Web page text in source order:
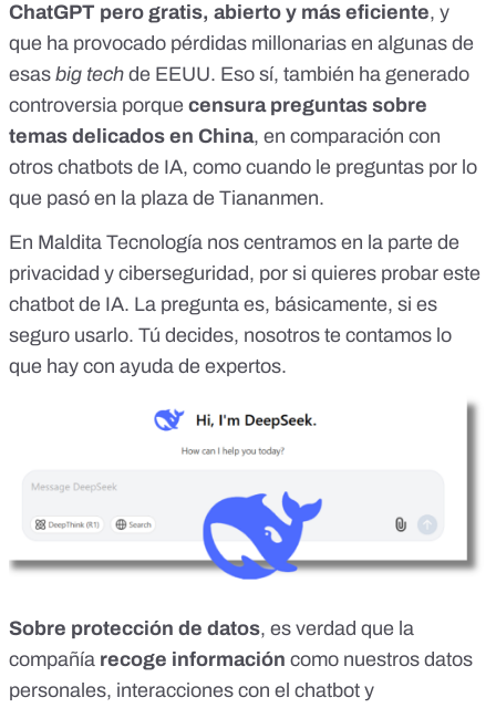
ChatGPT pero gratis, abierto y más eficiente, y
que ha provocado pérdidas millonarias en algunas de
esas big tech de EEUU. Eso sí, también ha generado
controversia porque censura preguntas sobre
temas delicados en China, en comparación con
otros chatbots de IA, como cuando le preguntas por lo
que pasó en la plaza de Tiananmen.
En Maldita Tecnología nos centramos en la parte de
privacidad y ciberseguridad, por si quieres probar este
chatbot de IA. La pregunta es, básicamente, si es
seguro usarlo. Tú decides, nosotros te contamos lo
que hay con ayuda de expertos.
Sobre protección de datos, es verdad que la
compañía recoge información como nuestros datos
personales, interacciones con el chatbot y